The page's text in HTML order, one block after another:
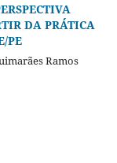
DA PRÁTICA
PE
Ramos